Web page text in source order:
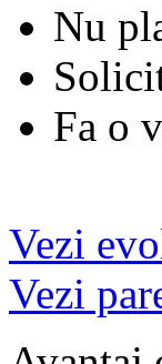
Nu
Fa o
Vezi
Vezi